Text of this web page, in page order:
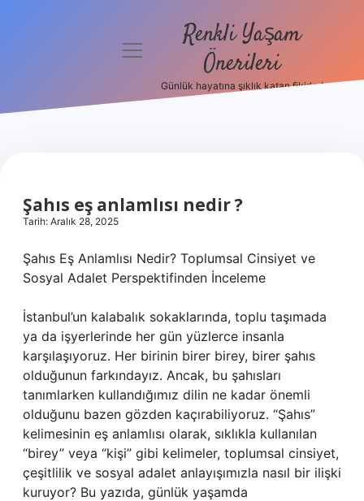
menüyü
Renkli Yaşam
Önerileri
Günlük hayatına şıklık katan fikirler!
Şahıs eş anlamlısı nedir ?
Tarih: Aralık 28, 2025
Şahıs Eş Anlamlısı Nedir? Toplumsal Cinsiyet ve
Sosyal Adalet Perspektifinden İnceleme
İstanbul’un kalabalık sokaklarında, toplu taşımada
ya da işyerlerinde her gün yüzlerce insanla
karşılaşıyoruz. Her birinin birer birey, birer şahıs
olduğunun farkındayız. Ancak, bu şahısları
tanımlarken kullandığımız dilin ne kadar önemli
olduğunu bazen gözden kaçırabiliyoruz. “Şahıs”
kelimesinin eş anlamlısı olarak, sıklıkla kullanılan
“birey” veya “kişi” gibi kelimeler, toplumsal cinsiyet,
çeşitlilik ve sosyal adalet anlayışımızla nasıl bir ilişki
kuruyor? Bu yazıda, günlük yaşamda